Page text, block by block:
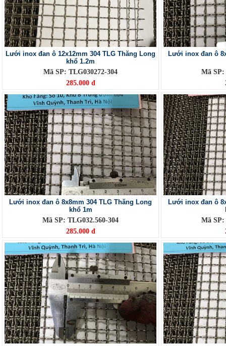
Lưới inox đan ô 12x12mm 304 TLG Thăng Long
khổ 1.2m
Mã SP: TLG030272-304
285.000 đ
Lưới inox đan ô
Mã SP:
Lưới inox đan ô 8x8mm 304 TLG Thăng Long
khổ 1m
Mã SP: TLG032.560-304
285.000 đ
Lưới inox đan ô
Mã SP: